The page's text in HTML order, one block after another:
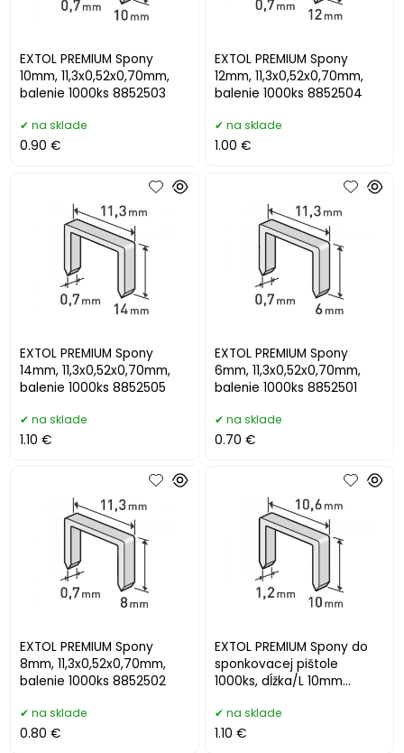
EXTOL PREMIUM Spony
10mm, 11,3x0,52x0,70mm,
balenie 1000ks 8852503
na sklade
0.90 €
EXTOL PREMIUM Spony
12mm, 11,3x0,52x0,70mm,
balenie 1000ks 8852504
na sklade
1.00 €
EXTOL PREMIUM Spony
14mm, 11,3x0,52x0,70mm,
balenie 1000ks 8852505
na sklade
1.10 €
EXTOL PREMIUM Spony
6mm, 11,3x0,52x0,70mm,
balenie 1000ks 8852501
na sklade
0.70 €
EXTOL PREMIUM Spony
8mm, 11,3x0,52x0,70mm,
balenie 1000ks 8852502
na sklade
0.80 €
EXTOL PREMIUM Spony do
sponkovacej pištole
1000ks, dĺžka/L 10mm
na sklade
1.10 €